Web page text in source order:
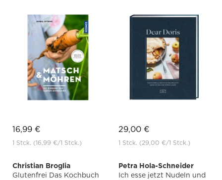
16,99 €
1 Stck. (16,99 €/1 Stck.)
29,00 €
1 Stck. (29,00 €/1 Stck.)
Christian Broglia
Glutenfrei Das Kochbuch
Petra Hola-Schneider
Ich esse jetzt Nudeln und